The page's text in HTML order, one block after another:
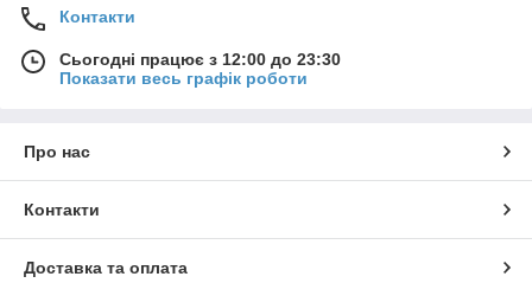
Контакти
Сьогодні працює з 12:00 до 23:30
Показати весь графік роботи
Про нас
Контакти
Доставка та оплата